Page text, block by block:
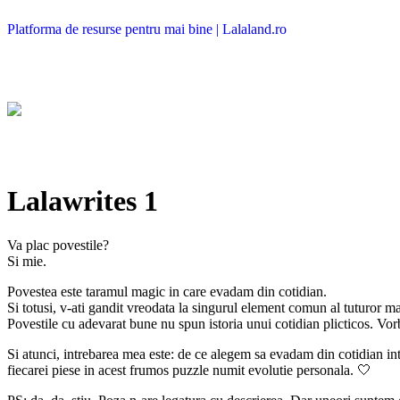
Platforma de resurse pentru mai bine | Lalaland.ro
Lalawrites 1
Va plac povestile?
Si mie.
Povestea este taramul magic in care evadam din cotidian.
Si totusi, v-ati gandit vreodata la singurul element comun al tuturor
Povestile cu adevarat bune nu spun istoria unui cotidian plicticos.
Si atunci, intrebarea mea este: de ce alegem sa evadam din
fiecarei piese in acest frumos puzzle numit evolutie personala. 🤍